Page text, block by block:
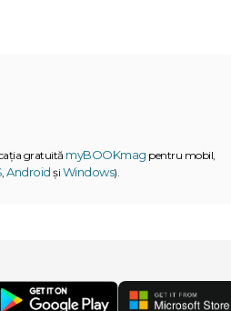
gratuită myBOOKmag pentru mobil,
Android și Windows).